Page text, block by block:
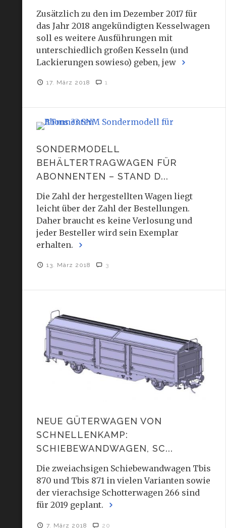
Zusätzlich zu den im Dezember 2017 für
das Jahr 2018 angekündigten Kesselwagen
soll es weitere Ausführungen mit
unterschiedlich großen Kesseln (und
Lackierungen sowieso) geben, jew
17. März 2018 1
SONDERMODELL
BEHÄLTERTRAGWAGEN FÜR
ABONNENTEN – STAND D...
Die Zahl der hergestellten Wagen liegt
leicht über der Zahl der Bestellungen.
Daher braucht es keine Verlosung und
jeder Besteller wird sein Exemplar
erhalten.
13. März 2018 3
NEUE GÜTERWAGEN VON
SCHNELLENKAMP:
SCHIEBEWANDWAGEN, SC...
Die zweiachsigen Schiebewandwagen Tbis
870 und Tbis 871 in vielen Varianten sowie
der vierachsige Schotterwagen 266 sind
für 2019 geplant.
7. März 2018 20